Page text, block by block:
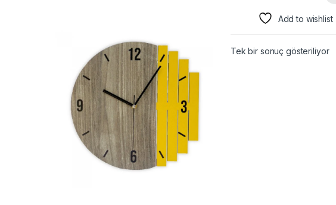
Add to wishlist
Tek bir sonuç gösteriliyor